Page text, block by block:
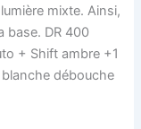
mixte. Ainsi,
base. DR 400
+ Shift ambre +1
débouche